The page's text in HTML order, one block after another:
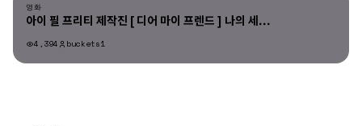
영화
아이 필 프리티 제작진 [ 디어 마이 프렌드 ] 나의 세...
4,394 buckets1